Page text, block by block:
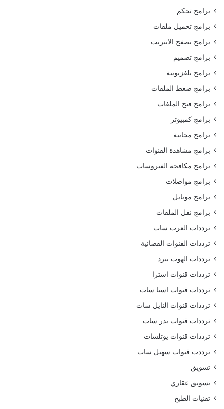
برامج تحكم
برامج تحميل ملفات
برامج تصفح الانترنت
برامج تصميم
برامج تلفزيونية
برامج ضغط الملفات
برامج فتح الملفات
برامج كمبيوتر
برامج مجانية
برامج مشاهدة القنوات
برامج مكافحة الفيروسات
برامج مواصلات
برامج موبايل
برامج نقل الملفات
ترددات العرب سات
ترددات القنوات الفضائية
ترددات الهوت بيرد
ترددات قنوات استرا
ترددات قنوات اسيا سات
ترددات قنوات النايل سات
ترددات قنوات بدر سات
ترددات قنوات يوتلسات
ترددت قنوات سهيل سات
تسويق
تسويق عقاري
تقنيات الطبخ